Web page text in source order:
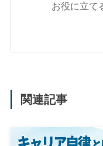
お役に立て
関連記事